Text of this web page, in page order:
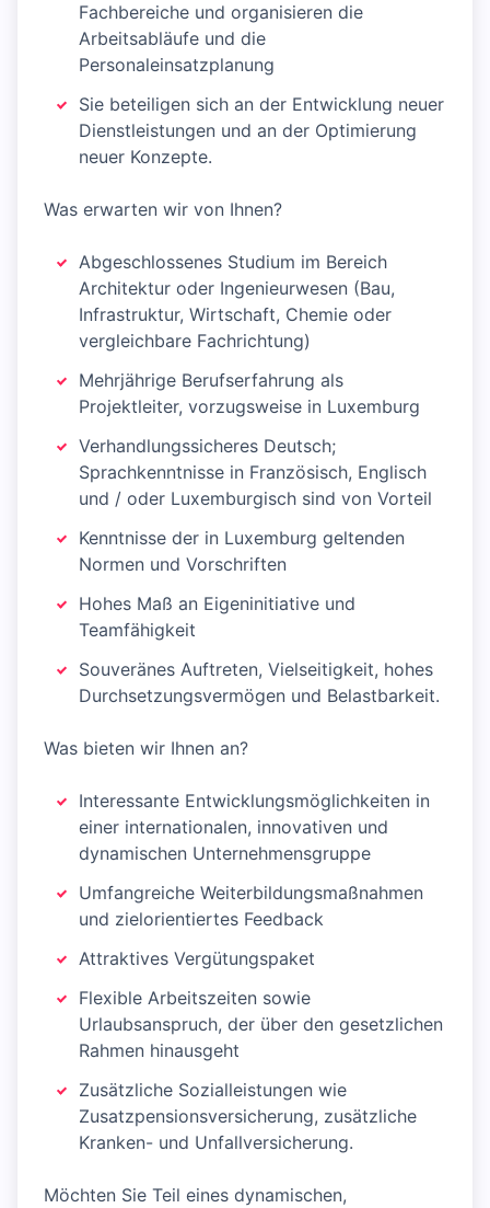
Fachbereiche und organisieren die
Arbeitsabläufe und die
Personaleinsatzplanung
Sie beteiligen sich an der Entwicklung neuer
Dienstleistungen und an der Optimierung
neuer Konzepte.
Was erwarten wir von Ihnen?
Abgeschlossenes Studium im Bereich
Architektur oder Ingenieurwesen (Bau,
Infrastruktur, Wirtschaft, Chemie oder
vergleichbare Fachrichtung)
Mehrjährige Berufserfahrung als
Projektleiter, vorzugsweise in Luxemburg
Verhandlungssicheres Deutsch;
Sprachkenntnisse in Französisch, Englisch
und / oder Luxemburgisch sind von Vorteil
Kenntnisse der in Luxemburg geltenden
Normen und Vorschriften
Hohes Maß an Eigeninitiative und
Teamfähigkeit
Souveränes Auftreten, Vielseitigkeit, hohes
Durchsetzungsvermögen und Belastbarkeit.
Was bieten wir Ihnen an?
Interessante Entwicklungsmöglichkeiten in
einer internationalen, innovativen und
dynamischen Unternehmensgruppe
Umfangreiche Weiterbildungsmaßnahmen
und zielorientiertes Feedback
Attraktives Vergütungspaket
Flexible Arbeitszeiten sowie
Urlaubsanspruch, der über den gesetzlichen
Rahmen hinausgeht
Zusätzliche Sozialleistungen wie
Zusatzpensionsversicherung, zusätzliche
Kranken- und Unfallversicherung.
Möchten Sie Teil eines dynamischen,